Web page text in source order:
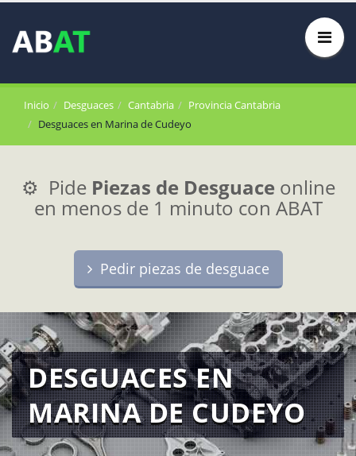
Inicio Desguaces Cantabria
Provincia Cantabria
Desguaces en Marina de Cudeyo
⚙️ Pide Piezas de Desguace online
en menos de 1 minuto con ABAT
Pedir piezas de desguace
DESGUACES EN
MARINA DE CUDEYO